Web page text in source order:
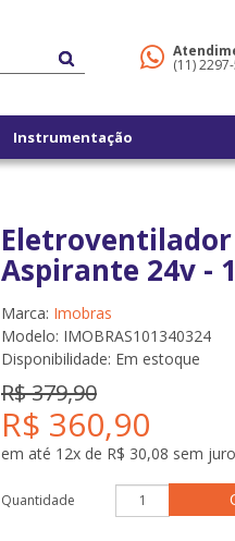
(11)
Instrumentação
Aspirante 24v -
Marca: Imobras
Modelo: IMOBRAS101340324
Disponibilidade: Em estoque
R$ 379,90
R$ 360,90
em até 12x de R$ 30,08 sem
Quantidade